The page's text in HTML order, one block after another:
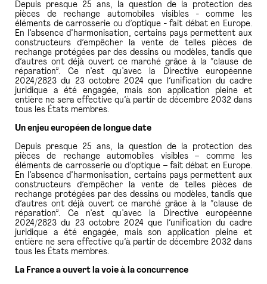
Depuis presque 25 ans, la question de la protection des
pièces de rechange automobiles visibles - comme les
éléments de carrosserie ou d’optique - fait débat en Europe.
En l’absence d’harmonisation, certains pays permettent aux
constructeurs d’empêcher la vente de telles pièces de
rechange protégées par des dessins ou modèles, tandis que
d’autres ont déjà ouvert ce marché grâce à la “clause de
réparation”. Ce n’est qu’avec la Directive européenne
2024/2823 du 23 octobre 2024 que l’unification du cadre
juridique a été engagée, mais son application pleine et
entière ne sera effective qu’à partir de décembre 2032 dans
tous les États membres.
Un enjeu européen de longue date
Depuis presque 25 ans, la question de la protection des
pièces de rechange automobiles visibles – comme les
éléments de carrosserie ou d’optique – fait débat en Europe.
En l’absence d’harmonisation, certains pays permettent aux
constructeurs d’empêcher la vente de telles pièces de
rechange protégées par des dessins ou modèles, tandis que
d’autres ont déjà ouvert ce marché grâce à la “clause de
réparation”. Ce n’est qu’avec la Directive européenne
2024/2823 du 23 octobre 2024 que l’unification du cadre
juridique a été engagée, mais son application pleine et
entière ne sera effective qu’à partir de décembre 2032 dans
tous les États membres.
La France a ouvert la voie à la concurrence